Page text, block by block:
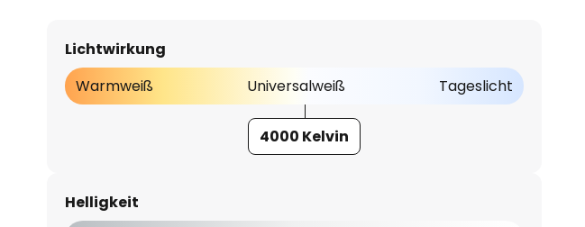
Lichtwirkung
Warmweiß
Universalweiß Tageslicht
4000 Kelvin
Helligkeit